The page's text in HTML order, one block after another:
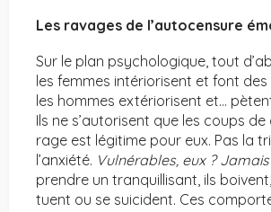
Les ravages de l’autocensure
Sur le plan psychologique, tout
les femmes intériorisent et font
les hommes extériorisent et…
Ils ne s’autorisent que les coups de
rage est légitime pour eux. Pas la
l’anxiété. Vulnérables, eux ? Jamais
prendre un tranquillisant, ils
tuent ou se suicident. Ces